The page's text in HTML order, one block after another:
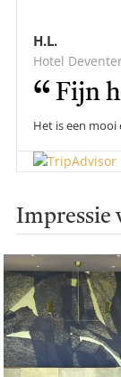
H.L.
Hotel
Fijn
Het is een
Impressie